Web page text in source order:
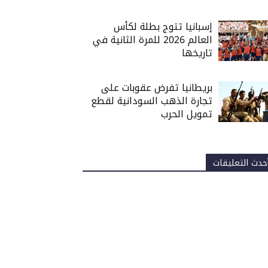
إسبانيا تتوج بطلة لكأس
العالم 2026 للمرة الثانية في
تاريخها
بريطانيا تفرض عقوبات على
تجارة الذهب السودانية لقطع
تمويل الحرب
التعليقات